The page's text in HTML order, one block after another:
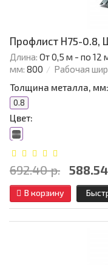
Профлист Н75-0.8,
Длина: От 0,5 м - по 12
мм: 800 Рабочая
Толщина металла, мм:
0.8
Цвет:
692.40 р.
В корзину